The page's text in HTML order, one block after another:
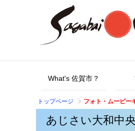
What's 佐賀市？
トップページ フォト・ムービー
あじさい大和中